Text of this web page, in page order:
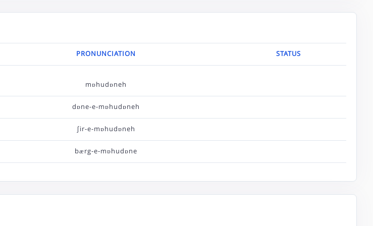
PRONUNCIATION STATUS
mɒhudɒneh
dɒne-e-mɒhudɒneh
∫ir-e-mɒhudɒneh
bærg-e-mɒhudɒne